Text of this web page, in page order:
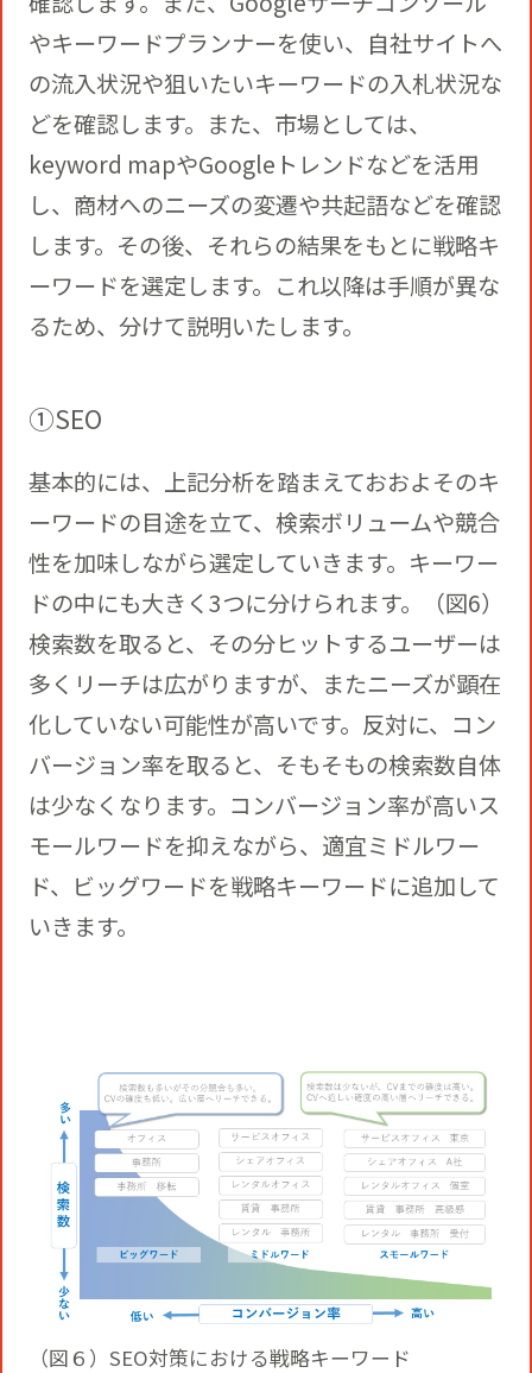
やキーワードプランナーを使い、自社サイトへ
の流入状況や狙いたいキーワードの入札状況な
どを確認します。また、市場としては、
keyword mapやGoogleトレンドなどを活用
し、商材へのニーズの変遷や共起語などを確認
します。その後、それらの結果をもとに戦略キ
ーワードを選定します。これ以降は手順が異な
るため、分けて説明いたします。
①SEO
基本的には、上記分析を踏まえておおよそのキ
ーワードの目途を立て、検索ボリュームや競合
性を加味しながら選定していきます。キーワー
ドの中にも大きく3つに分けられます。（図6）
検索数を取ると、その分ヒットするユーザーは
多くリーチは広がりますが、またニーズが顕在
化していない可能性が高いです。反対に、コン
バージョン率を取ると、そもそもの検索数自体
は少なくなります。コンバージョン率が高いス
モールワードを抑えながら、適宜ミドルワー
ド、ビッグワードを戦略キーワードに追加して
いきます。
（図６）SEO対策における戦略キーワード